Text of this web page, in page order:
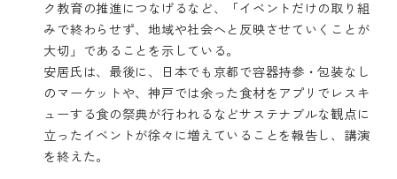
ク教育の推進につなげるなど、「イベントだけの取り組
みで終わらせず、地域や社会へと反映させていくことが
大切」であることを示している。
安居氏は、最後に、日本でも京都で容器持参・包装なし
のマーケットや、神戸では余った食材をアプリでレスキ
ューする食の祭典が行われるなどサステナブルな観点に
立ったイベントが徐々に増えていることを報告し、講演
を終えた。